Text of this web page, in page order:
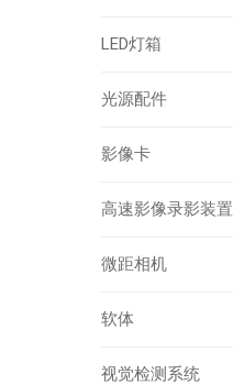
LED灯箱
光源配件
影像卡
高速影像录影装置
微距相机
软体
视觉检测系统